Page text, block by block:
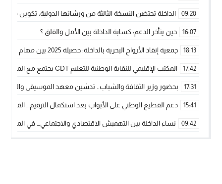
09:20 الداخلة تحتضن النسخة الثالثة من ورشاتها الدولية: تكوين
16:07 حين يتأخر الدعم: كسابة الداخلة بين الأمل والقلق ؟
18:13 جمعية إنقاذ الأرواح البحرية بالداخلة: حصيلة 2025 بين مهام الإنقاذ ومشروع “دار البحار”
17:42 المكتب الإقليمي للنقابة الوطنية للتعليم CDT يجتمع مع المدير الإقليمي لمناقشة ملفات جوهرية لنساء ورجال التعليم
17:31 بحضور وزير الثقافة والشباب.. تدشين معهد الموسيقى والفنون
15:41 دعم القطيع الوطني على الأبواب بعد استكمال الترقيم…
09:42 نساء الداخلة بين التهميش الاقتصادي والاجتماعي… في المؤسسات